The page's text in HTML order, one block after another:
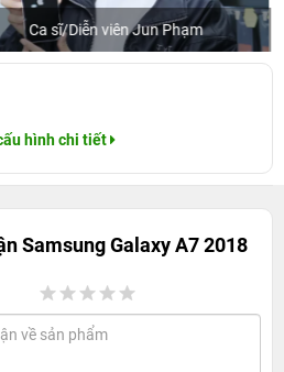
Jun Phạm Khách
hình chi tiết
Samsung Galaxy A7 2018